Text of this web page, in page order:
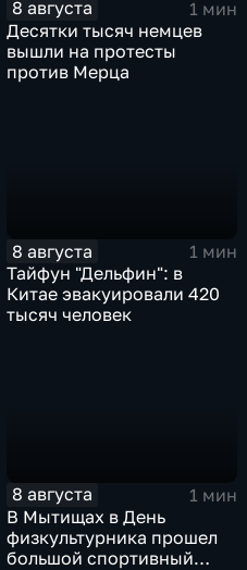
8 августа
1 мин
Десятки тысяч немцев
вышли на протесты
против Мерца
8 августа
1 мин
Тайфун "Дельфин": в
Китае эвакуировали 420
тысяч человек
8 августа
1 мин
В Мытищах в День
физкультурника прошел
большой спортивный